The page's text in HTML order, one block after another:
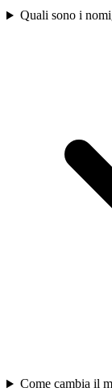
Quali sono i
Come cambia il